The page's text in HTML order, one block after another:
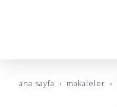
ana sayfa makaleler